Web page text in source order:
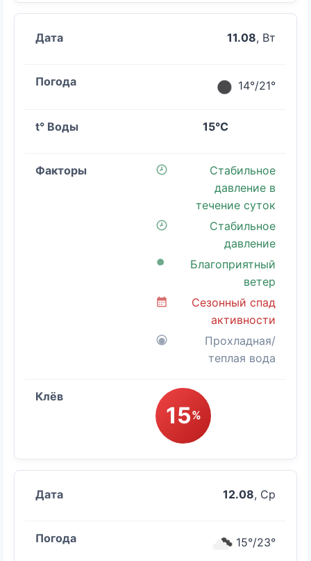
11.08, Вт
14°/21°
15°C
Стабильное
давление в
течение суток
Стабильное
давление
Благоприятный
ветер
Сезонный спад
активности
Прохладная/
теплая вода
15%
12.08, Ср
15°/23°